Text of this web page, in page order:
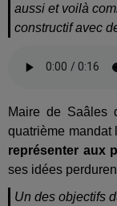
aussi et voilà
constructif avec
Maire de Saâles
quatrième mandat
représenter aux
ses idées
Un des objectifs